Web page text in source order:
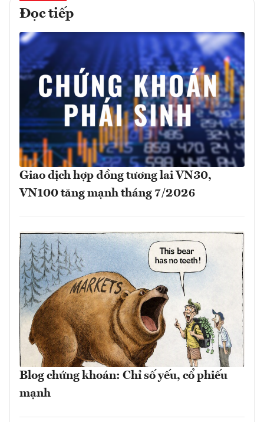
Đọc tiếp
Giao dịch hợp đồng tương lai VN30,
VN100 tăng mạnh tháng 7/2026
Blog chứng khoán: Chỉ số yếu, cổ phiếu
mạnh